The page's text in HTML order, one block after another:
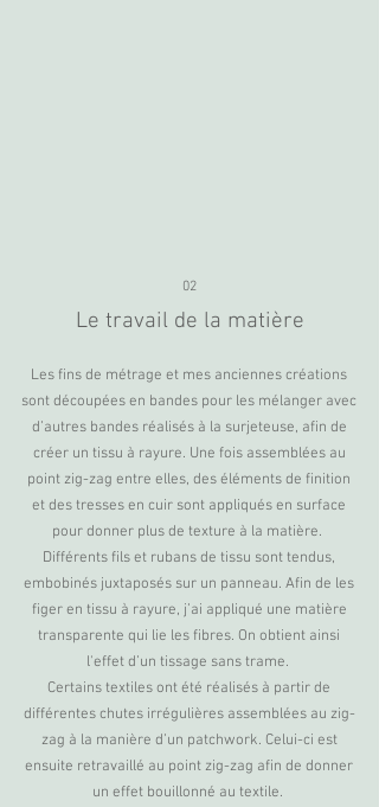
02
Le travail de la matière
Les fins de métrage et mes anciennes créations
sont découpées en bandes pour les mélanger avec
d’autres bandes réalisés à la surjeteuse, afin de
créer un tissu à rayure. Une fois assemblées au
point zig-zag entre elles, des éléments de finition
et des tresses en cuir sont appliqués en surface
pour donner plus de texture à la matière.
Différents fils et rubans de tissu sont tendus,
embobinés juxtaposés sur un panneau. Afin de les
figer en tissu à rayure, j’ai appliqué une matière
transparente qui lie les fibres. On obtient ainsi
l'effet d’un tissage sans trame.
Certains textiles ont été réalisés à partir de
différentes chutes irrégulières assemblées au zig-
zag à la manière d’un patchwork. Celui-ci est
ensuite retravaillé au point zig-zag afin de donner
un effet bouillonné au textile.